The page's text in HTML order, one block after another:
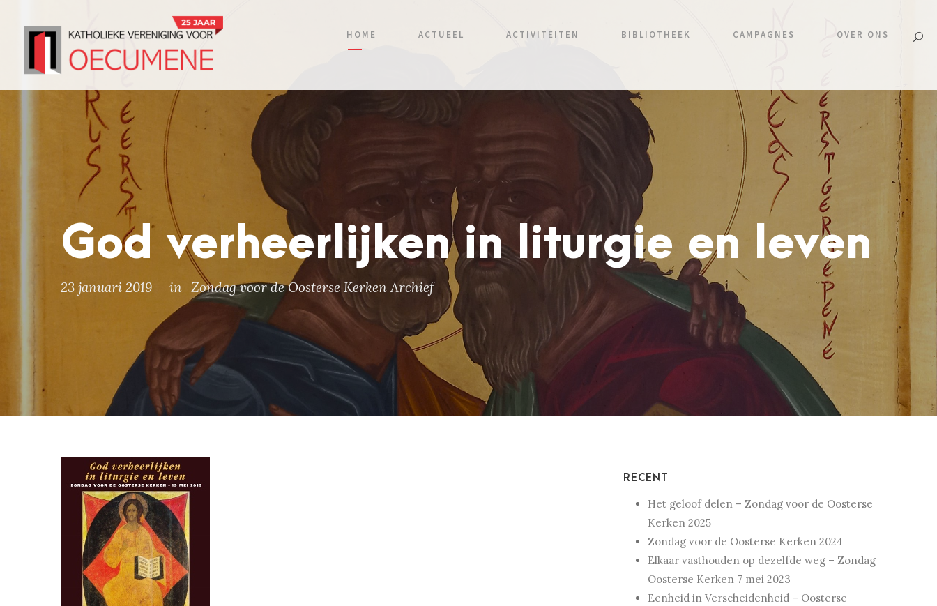
HOME ACTUEEL ACTIVITEITEN BIBLIOTHEEK CAMPAGNES OVER ONS
God verheerlijken in liturgie en leven
23 januari 2019 in Zondag voor de Oosterse Kerken Archief
RECENT
Het geloof delen – Zondag voor de Oosterse
Kerken 2025
Zondag voor de Oosterse Kerken 2024
Elkaar vasthouden op dezelfde weg – Zondag
Oosterse Kerken 7 mei 2023
Eenheid in Verscheidenheid – Oosterse